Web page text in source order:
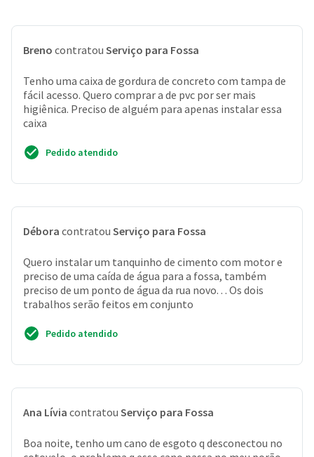
Breno contratou Serviço para Fossa
Tenho uma caixa de gordura de concreto com tampa de
fácil acesso. Quero comprar a de pvc por ser mais
higiênica. Preciso de alguém para apenas instalar essa
caixa
Pedido atendido
Débora contratou Serviço para Fossa
Quero instalar um tanquinho de cimento com motor e
preciso de uma caída de água para a fossa, também
preciso de um ponto de água da rua novo. . . Os dois
trabalhos serão feitos em conjunto
Pedido atendido
Ana Lívia contratou Serviço para Fossa
Boa noite, tenho um cano de esgoto q desconectou no